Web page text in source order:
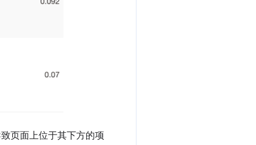
页面上位于其下方的项